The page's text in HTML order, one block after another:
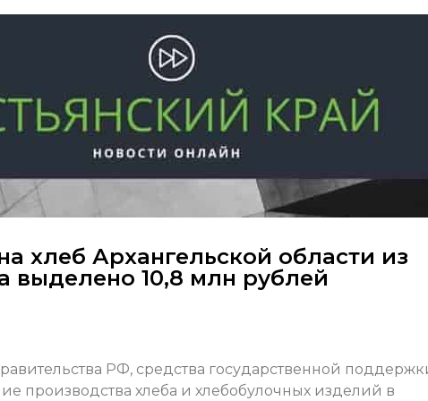
хлеб Архангельской области из
выделено 10,8 млн рублей
РФ, средства государственной
производства хлеба и хлебобулочных изделий в